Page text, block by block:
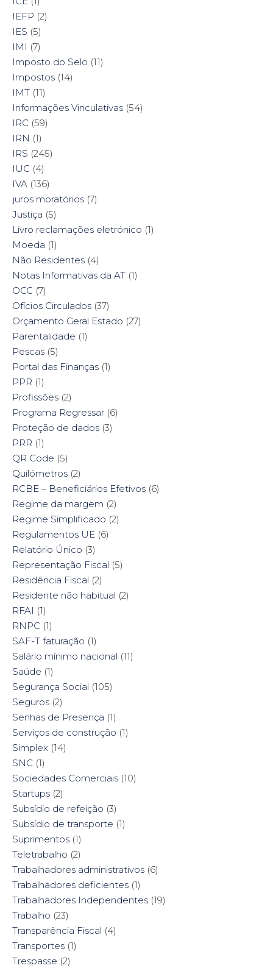
IEFP (2)
IES (5)
IMI (7)
Imposto do Selo (11)
Impostos (14)
IMT (11)
Informações Vinculativas (54)
IRC (59)
IRN (1)
IRS (245)
IUC (4)
IVA (136)
juros moratórios (7)
Justiça (5)
Livro reclamações eletrónico (1)
Moeda (1)
Não Residentes (4)
Notas Informativas da AT (1)
OCC (7)
Ofícios Circulados (37)
Orçamento Geral Estado (27)
Parentalidade (1)
Pescas (5)
Portal das Finanças (1)
PPR (1)
Profissões (2)
Programa Regressar (6)
Proteção de dados (3)
PRR (1)
QR Code (5)
Quilómetros (2)
RCBE – Beneficiários Efetivos (6)
Regime da margem (2)
Regime Simplificado (2)
Regulamentos UE (6)
Relatório Único (3)
Representação Fiscal (5)
Residência Fiscal (2)
Residente não habitual (2)
RFAI (1)
RNPC (1)
SAF-T faturação (1)
Salário mínimo nacional (11)
Saúde (1)
Segurança Social (105)
Seguros (2)
Senhas de Presença (1)
Serviços de construção (1)
Simplex (14)
SNC (1)
Sociedades Comerciais (10)
Startups (2)
Subsídio de refeição (3)
Subsídio de transporte (1)
Suprimentos (1)
Teletrabalho (2)
Trabalhadores administrativos (6)
Trabalhadores deficientes (1)
Trabalhadores Independentes (19)
Trabalho (23)
Transparência Fiscal (4)
Transportes (1)
Trespasse (2)